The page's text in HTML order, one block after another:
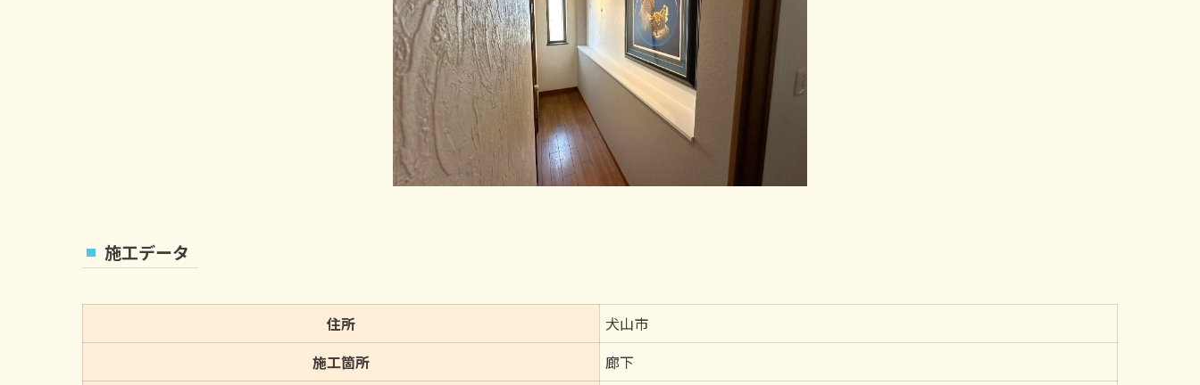
施工データ
住所
犬山市
施工箇所
廊下